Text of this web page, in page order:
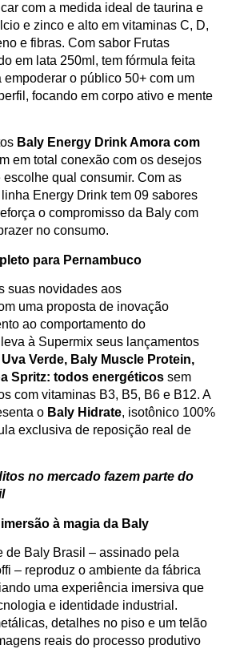
com a medida ideal de taurina e
e zinco e alto em vitaminas C, D,
e fibras. Com sabor Frutas
em lata 250ml, tem fórmula feita
o público 50+ com um
focando em corpo ativo e mente
Baly Energy Drink Amora com
em total conexão com os desejos
qual consumir. Com as
Energy Drink tem 09 sabores
o compromisso da Baly com
no consumo.
para Pernambuco
suas novidades aos
uma proposta de inovação
ao comportamento do
à Supermix seus lançamentos
Verde, Baly Muscle Protein,
Spritz: todos energéticos sem
com vitaminas B3, B5, B6 e B12. A
o Baly Hidrate, isotônico 100%
exclusiva de reposição real de
no mercado fazem parte do
à magia da Baly
de Baly Brasil – assinado pela
– reproduz o ambiente da fábrica
uma experiência imersiva que
e identidade industrial.
detalhes no piso e um telão
reais do processo produtivo